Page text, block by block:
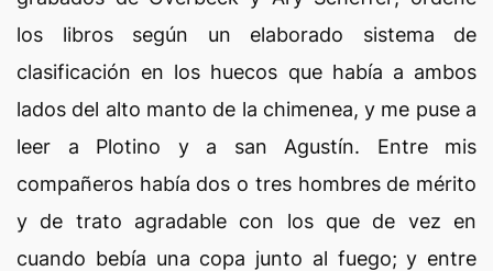
los libros según un elaborado sistema de
clasificación en los huecos que había a ambos
lados del alto manto de la chimenea, y me puse a
leer a Plotino y a san Agustín. Entre mis
compañeros había dos o tres hombres de mérito
y de trato agradable con los que de vez en
cuando bebía una copa junto al fuego; y entre